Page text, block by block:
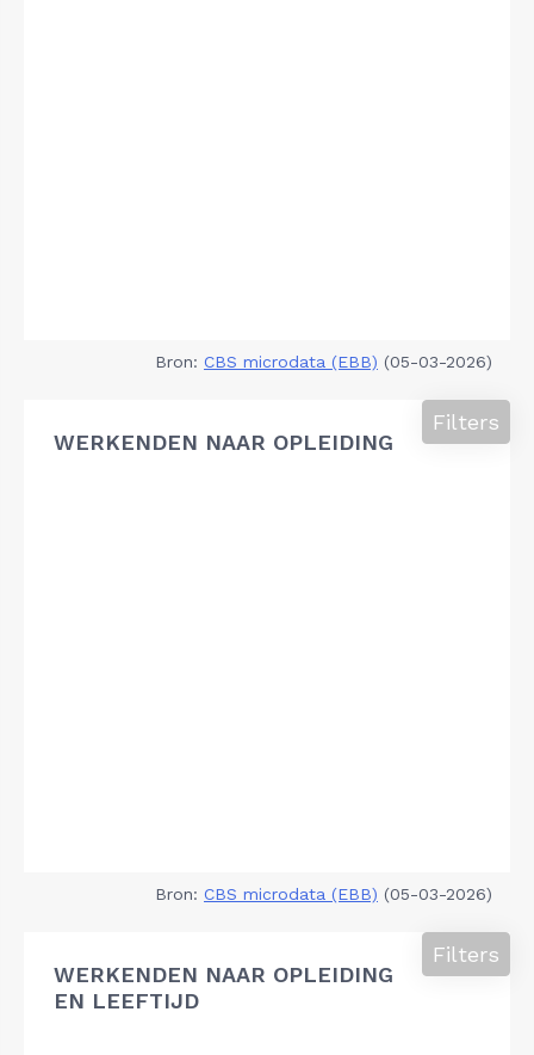
Bron: CBS microdata (EBB) (05-03-2026)
WERKENDEN NAAR OPLEIDING
Filters
Bron: CBS microdata (EBB) (05-03-2026)
WERKENDEN NAAR OPLEIDING
EN LEEFTIJD
Filters